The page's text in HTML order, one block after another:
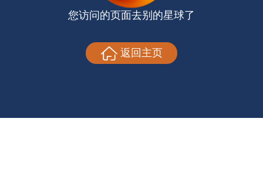
您访问的页面去别的星球了
返回主页